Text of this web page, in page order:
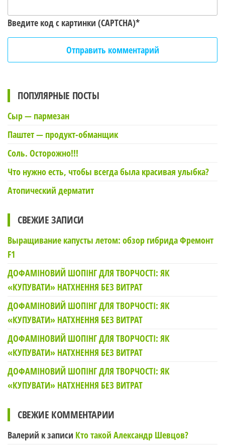
Введите код с картинки (CAPTCHA)*
ПОПУЛЯРНЫЕ ПОСТЫ
Сыр — пармезан
Паштет — продукт-обманщик
Соль. Осторожно!!!
Что нужно есть, чтобы всегда была красивая улыбка?
Атопический дерматит
СВЕЖИЕ ЗАПИСИ
Выращивание капусты летом: обзор гибрида Фремонт
F1
ДОФАМІНОВИЙ ШОПІНГ ДЛЯ ТВОРЧОСТІ: ЯК
«КУПУВАТИ» НАТХНЕННЯ БЕЗ ВИТРАТ
ДОФАМІНОВИЙ ШОПІНГ ДЛЯ ТВОРЧОСТІ: ЯК
«КУПУВАТИ» НАТХНЕННЯ БЕЗ ВИТРАТ
ДОФАМІНОВИЙ ШОПІНГ ДЛЯ ТВОРЧОСТІ: ЯК
«КУПУВАТИ» НАТХНЕННЯ БЕЗ ВИТРАТ
ДОФАМІНОВИЙ ШОПІНГ ДЛЯ ТВОРЧОСТІ: ЯК
«КУПУВАТИ» НАТХНЕННЯ БЕЗ ВИТРАТ
СВЕЖИЕ КОММЕНТАРИИ
Валерий к записи Кто такой Александр Шевцов?